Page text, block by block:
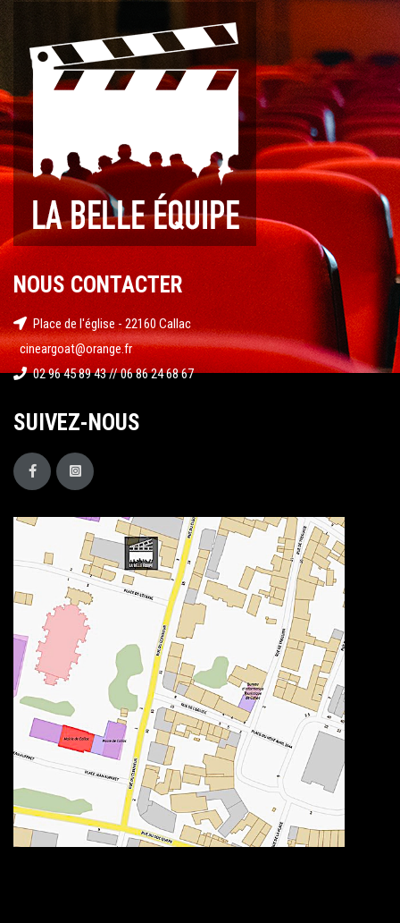
NOUS CONTACTER
Place de l'église - 22160 Callac
cineargoat@orange.fr
02 96 45 89 43 // 06 86 24 68 67
SUIVEZ-NOUS